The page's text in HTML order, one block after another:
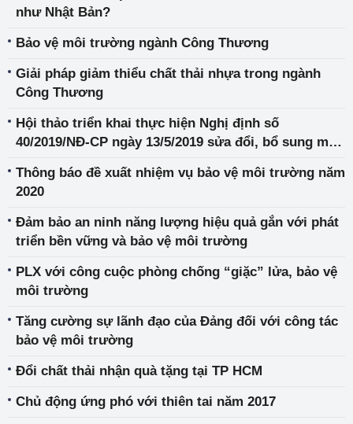
như Nhật Bản?
Bảo vệ môi trường ngành Công Thương
Giải pháp giảm thiểu chất thải nhựa trong ngành
Công Thương
Hội thảo triển khai thực hiện Nghị định số
40/2019/NĐ-CP ngày 13/5/2019 sửa đổi, bổ sung một
dẫn thi hành Luật Bảo vệ môi trường
Thông báo đề xuất nhiệm vụ bảo vệ môi trường năm
2020
Đảm bảo an ninh năng lượng hiệu quả gắn với phát
triển bền vững và bảo vệ môi trường
PLX với công cuộc phòng chống “giặc” lửa, bảo vệ
môi trường
Tăng cường sự lãnh đạo của Đảng đối với công tác
bảo vệ môi trường
Đổi chất thải nhận quà tặng tại TP HCM
Chủ động ứng phó với thiên tai năm 2017